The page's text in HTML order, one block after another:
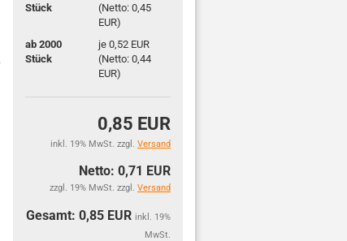
Stück
(Netto: 0,45
EUR)
ab 2000
Stück
je 0,52 EUR
(Netto: 0,44
EUR)
0,85 EUR
inkl. 19% MwSt. zzgl. Versand
Netto: 0,71 EUR
zzgl. 19% MwSt. zzgl. Versand
Gesamt: 0,85 EUR inkl. 19%
MwSt.